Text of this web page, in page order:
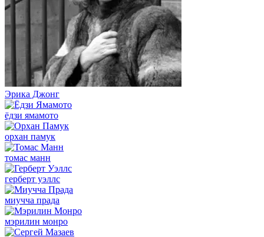
Эрика Джонг
ёдзи ямамото
орхан памук
томас манн
герберт уэллс
миучча прада
мэрилин монро